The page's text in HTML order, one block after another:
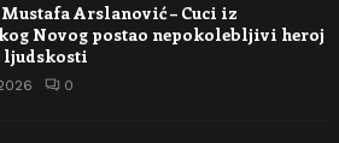
Mustafa Arslanović – Cuci iz
Novog postao nepokolebljivi heroj
ljudskosti
0